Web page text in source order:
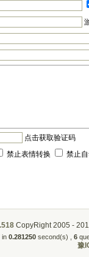
点击获取验证码
禁止表情转换 禁止
CopyRight 2005 -
in 0.281250second(s) , 6
豫